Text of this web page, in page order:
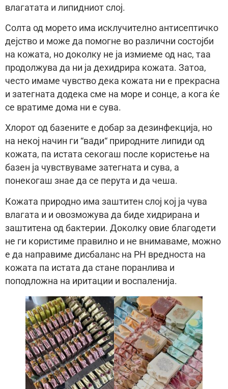
влагатата и липидниот слој.
Солта од морето има исклучително антисептичко
дејство и може да помогне во различни состојби
на кожата, но доколку не ја измиеме од нас, таа
продолжува да ни ја дехидрира кожата. Затоа,
често имаме чувство дека кожата ни е прекрасна
и затегната додека сме на море и сонце, а кога ќе
се вратиме дома ни е сува.
Хлорот од базените е добар за дезинфекција, но
на некој начин ги “вади“ природните липиди од
кожата, па истата секогаш после користење на
базен ја чувствуваме затегната и сува, а
понекогаш знае да се перута и да чеша.
Кожата природно има заштитен слој кој ја чува
влагата и и овозможува да биде хидрирана и
заштитена од бактерии. Доколку овие благодети
не ги користиме правилно и не внимаваме, можно
е да направиме дисбаланс на PH вредноста на
кожата па истата да стане поранлива и
поподложна на иритации и воспаленија.